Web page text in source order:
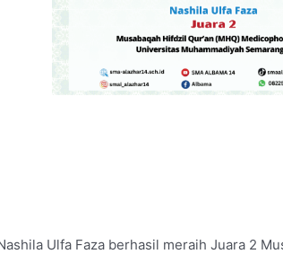
Ulfa Faza berhasil meraih Juara 2